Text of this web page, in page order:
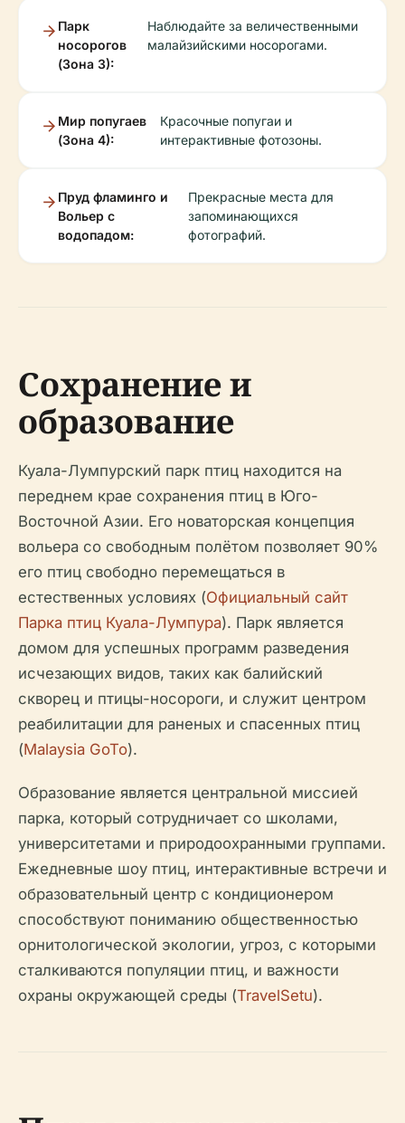
Парк
носорогов
(Зона 3):
Наблюдайте за величественными
малайзийскими носорогами.
Мир попугаев
(Зона 4):
Красочные попугаи и
интерактивные фотозоны.
Пруд фламинго и
Вольер с
водопадом:
Прекрасные места для
запоминающихся
фотографий.
Сохранение и
образование
Куала-Лумпурский парк птиц находится на
переднем крае сохранения птиц в Юго-
Восточной Азии. Его новаторская концепция
вольера со свободным полётом позволяет 90%
его птиц свободно перемещаться в
естественных условиях (Официальный сайт
Парка птиц Куала-Лумпура). Парк является
домом для успешных программ разведения
исчезающих видов, таких как балийский
скворец и птицы-носороги, и служит центром
реабилитации для раненых и спасенных птиц
(Malaysia GoTo).
Образование является центральной миссией
парка, который сотрудничает со школами,
университетами и природоохранными группами.
Ежедневные шоу птиц, интерактивные встречи и
образовательный центр с кондиционером
способствуют пониманию общественностью
орнитологической экологии, угроз, с которыми
сталкиваются популяции птиц, и важности
охраны окружающей среды (TravelSetu).